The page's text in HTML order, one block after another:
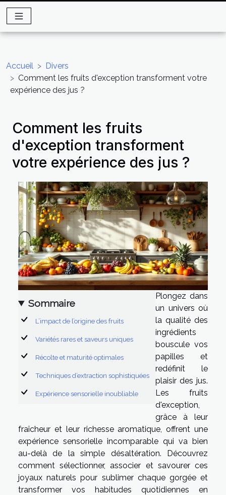
Accueil
Divers
Comment les fruits d'exception transforment votre
expérience des jus ?
Comment les fruits
d'exception transforment
votre expérience des jus ?
Sommaire
L’impact de l’origine des fruits
Variétés rares et saveurs uniques
Récolte et maturité optimales
Techniques d’extraction sophistiquées
Expérience sensorielle inoubliable
Plongez dans
un univers où
la qualité des
ingrédients
bouscule vos
papilles et
redéfinit le
plaisir des jus.
Les fruits
d'exception,
grâce à leur
fraîcheur et leur richesse aromatique, offrent une
expérience sensorielle incomparable qui va bien
au-delà de la simple désaltération. Découvrez
comment sélectionner, associer et savourer ces
joyaux naturels pour sublimer chaque gorgée et
transformer vos habitudes quotidiennes en